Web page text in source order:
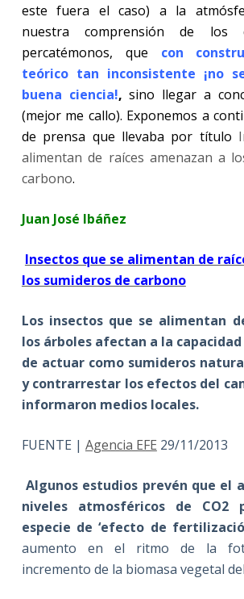
este fuera el caso) a la
nuestra comprensión de los
percatémonos, que con
teórico tan inconsistente ¡no
buena ciencia!, sino llegar a
(mejor me callo). Exponemos a
de prensa que llevaba por título
alimentan de raíces amenazan a
carbono.
Juan José Ibáñez
Insectos que se alimentan de
los sumideros de carbono
Los insectos que se alimentan
los árboles afectan a la
de actuar como sumideros
y contrarrestar los efectos del
informaron medios locales.
FUENTE | Agencia EFE 29/11/2013
Algunos estudios prevén que el
niveles atmosféricos de CO2
especie de ‘efecto de
aumento en el ritmo de la
incremento de la biomasa vegetal